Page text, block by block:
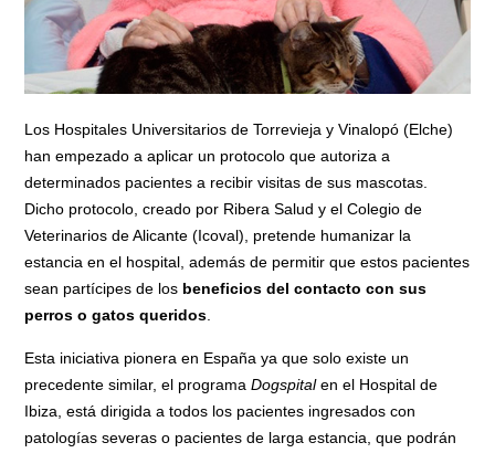
Los Hospitales Universitarios de Torrevieja y Vinalopó (Elche)
han empezado a aplicar un protocolo que autoriza a
determinados pacientes a recibir visitas de sus mascotas.
Dicho protocolo, creado por Ribera Salud y el Colegio de
Veterinarios de Alicante (Icoval), pretende humanizar la
estancia en el hospital, además de permitir que estos pacientes
sean partícipes de los beneficios del contacto con sus
perros o gatos queridos
Esta iniciativa pionera en España ya que solo existe un
precedente similar, el programaDogspitalen el Hospital de
Ibiza, está dirigida a todos los pacientes ingresados con
patologías severas o pacientes de larga estancia, que podrán